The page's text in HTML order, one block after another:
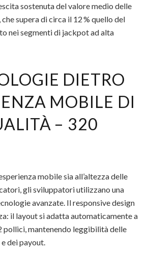
sostenuta del valore medio delle
supera di circa il 12 % quello del
nei segmenti di jackpot ad alta
DIETRO
MOBILE DI
– 320
mobile sia all’altezza delle
gli sviluppatori utilizzano una
avanzate. Il responsive design
il layout si adatta automaticamente a
pollici, mantenendo leggibilità delle
dei payout.